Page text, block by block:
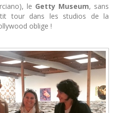
le Getty Museum, sans
tour dans les studios de la
oblige !